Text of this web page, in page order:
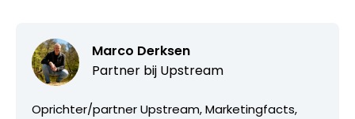
Marco Derksen
Partner bij Upstream
Oprichter/partner Upstream, Marketingfacts,